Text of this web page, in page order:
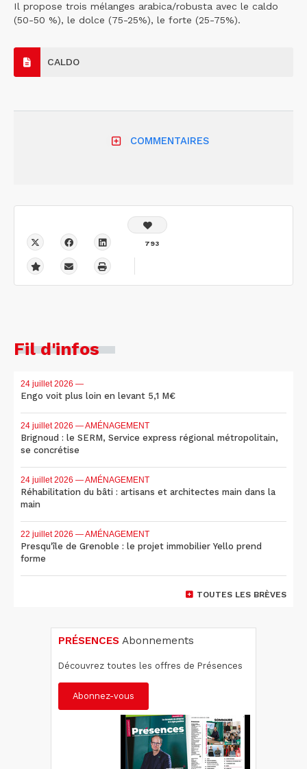
Il propose trois mélanges arabica/robusta avec le caldo
(50-50 %), le dolce (75-25%), le forte (25-75%).
CALDO
COMMENTAIRES
793
Fil d'infos
24 juillet 2026 —
Engo voit plus loin en levant 5,1 M€
24 juillet 2026 — AMÉNAGEMENT
Brignoud : le SERM, Service express régional métropolitain,
se concrétise
24 juillet 2026 — AMÉNAGEMENT
Réhabilitation du bâti : artisans et architectes main dans la
main
22 juillet 2026 — AMÉNAGEMENT
Presqu'île de Grenoble : le projet immobilier Yello prend
forme
TOUTES LES BRÈVES
PRÉSENCES Abonnements
Découvrez toutes les offres de Présences
Abonnez-vous